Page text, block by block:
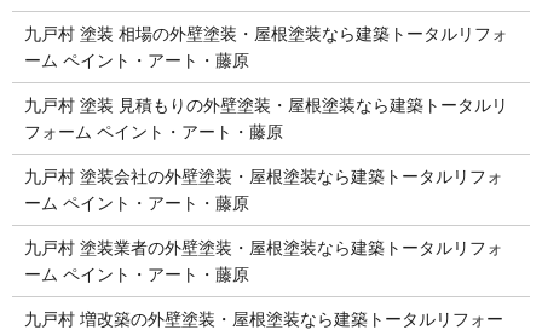
九戸村 塗装 相場の外壁塗装・屋根塗装なら建築トータルリフォ
ーム ペイント・アート・藤原
九戸村 塗装 見積もりの外壁塗装・屋根塗装なら建築トータルリ
フォーム ペイント・アート・藤原
九戸村 塗装会社の外壁塗装・屋根塗装なら建築トータルリフォ
ーム ペイント・アート・藤原
九戸村 塗装業者の外壁塗装・屋根塗装なら建築トータルリフォ
ーム ペイント・アート・藤原
九戸村 増改築の外壁塗装・屋根塗装なら建築トータルリフォー